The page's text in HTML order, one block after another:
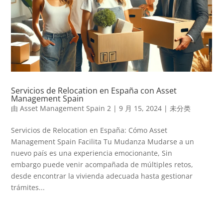
Servicios de Relocation en España con Asset
Management Spain
由Asset Management Spain 2 |9 月 15, 2024 | 未分类
Servicios de Relocation en España: Cómo Asset
Management Spain Facilita Tu Mudanza Mudarse a un
nuevo país es una experiencia emocionante, Sin
embargo puede venir acompañada de múltiples retos,
desde encontrar la vivienda adecuada hasta gestionar
trámites...